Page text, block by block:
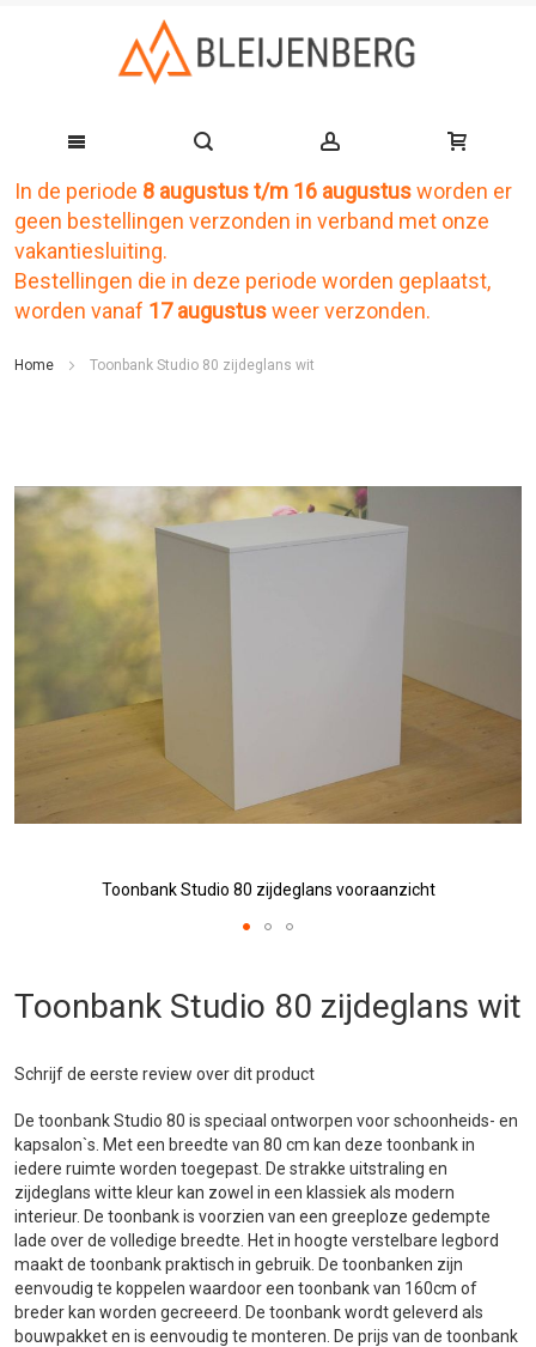
Ga
naar
de
inhoud
In de periode 8 augustus t/m 16 augustusworden er
geen bestellingen verzonden in verband met onze
vakantiesluiting.
Bestellingen die in deze periode worden geplaatst,
worden vanaf 17 augustusweer verzonden.
Home Toonbank Studio 80 zijdeglans wit
einde
van
afbeeldingen-
Toonbank Studio 80 zijdeglans vooraanzicht
het
de
gallerij
Toonbank Studio 80 zijdeglans wit
Schrijf de eerste review over dit product
De toonbank Studio 80 is speciaal ontworpen voor schoonheids- en
kapsalon`s. Met een breedte van 80 cm kan deze toonbank in
iedere ruimte worden toegepast. De strakke uitstraling en
zijdeglans witte kleur kan zowel in een klassiek als modern
interieur. De toonbank is voorzien van een greeploze gedempte
lade over de volledige breedte. Het in hoogte verstelbare legbord
maakt de toonbank praktisch in gebruik. De toonbanken zijn
eenvoudig te koppelen waardoor een toonbank van 160cm of
breder kan worden gecreeerd. De toonbank wordt geleverd als
bouwpakket en is eenvoudig te monteren. De prijs van de toonbank